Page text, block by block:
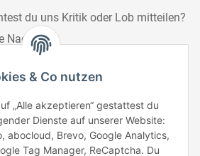
& Co nutzen
„Alle akzeptieren“ gestattest du
Dienste auf unserer Website:
abocloud, Brevo, Google Analytics,
Tag Manager, ReCaptcha. Du
du uns Kritik oder Lob mitteilen?
Nachricht.
du uns: